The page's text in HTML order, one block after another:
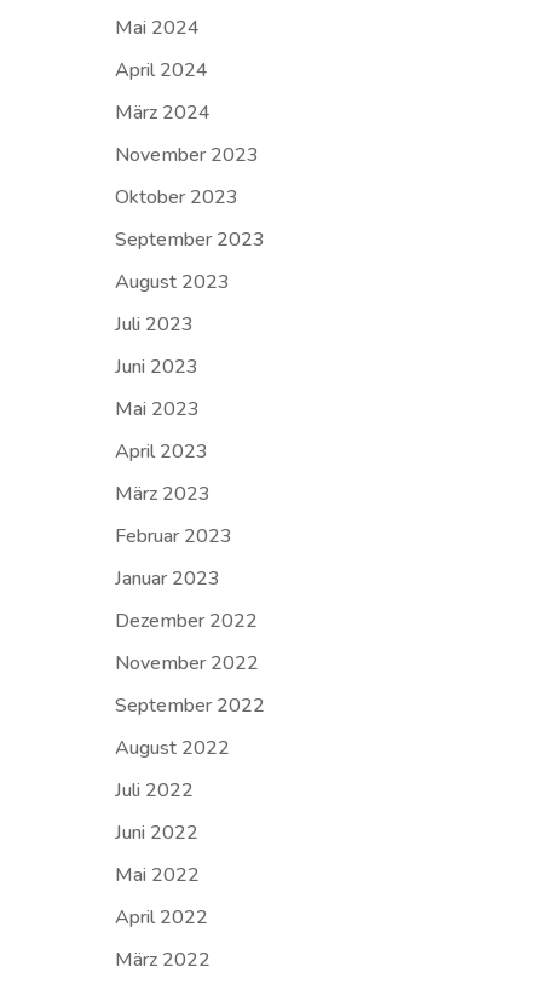
Mai 2024
April 2024
März 2024
November 2023
Oktober 2023
September 2023
August 2023
Juli 2023
Juni 2023
Mai 2023
April 2023
März 2023
Februar 2023
Januar 2023
Dezember 2022
November 2022
September 2022
August 2022
Juli 2022
Juni 2022
Mai 2022
April 2022
März 2022